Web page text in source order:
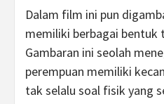
Dalam film ini pun
memiliki berbagai bentuk
Gambaran ini seolah
perempuan memiliki
tak selalu soal fisik yang